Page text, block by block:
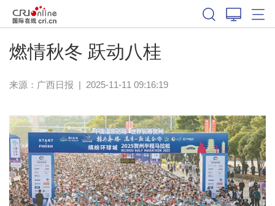
燃情秋冬 跃动八桂
来源： 广西日报 | 2025-11-11 09:16:19